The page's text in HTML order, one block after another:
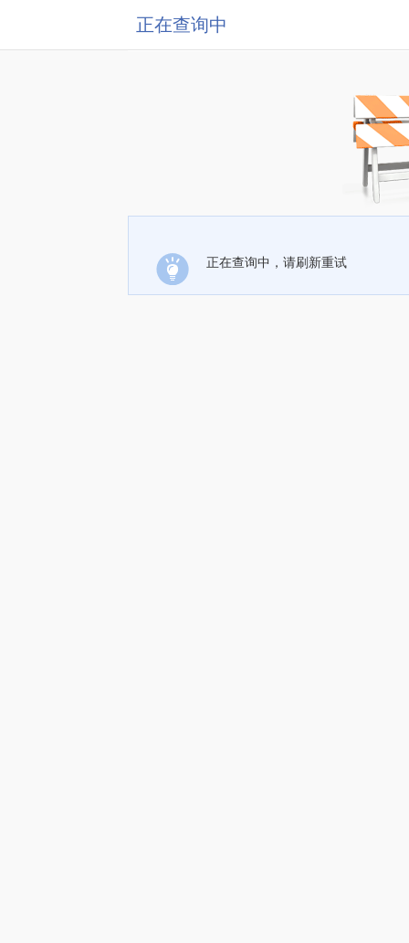
正在查询中
正在查询中，请刷新重试